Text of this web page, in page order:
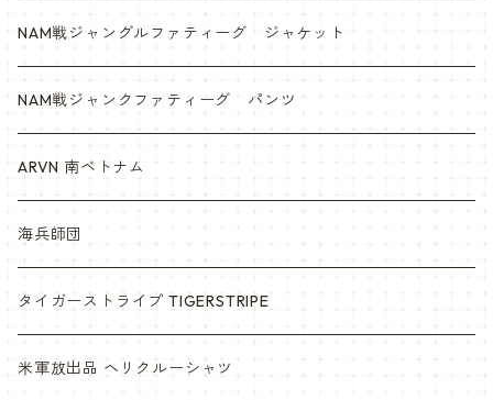
NAM戦ジャングルファティーグ ジャケット
NAM戦ジャンクファティーグ パンツ
ARVN 南ベトナム
海兵師団
タイガーストライプ TIGERSTRIPE
米軍放出品 ヘリクルーシャツ